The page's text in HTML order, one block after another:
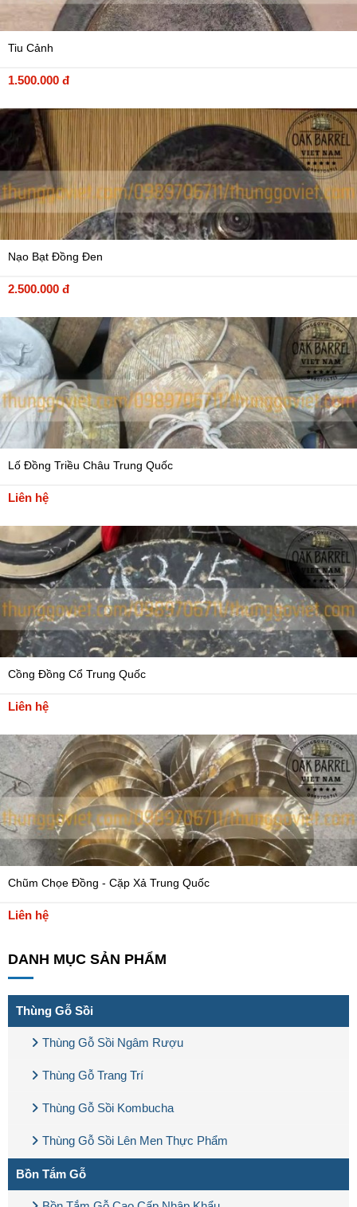
Tiu Cảnh
1.500.000 đ
Nạo Bạt Đồng Đen
2.500.000 đ
Lố Đồng Triều Châu Trung Quốc
Liên hệ
Cồng Đồng Cổ Trung Quốc
Liên hệ
Chũm Chọe Đồng - Cặp Xả Trung Quốc
Liên hệ
DANH MỤC SẢN PHẨM
Thùng Gỗ Sồi
Thùng Gỗ Sồi Ngâm Rượu
Thùng Gỗ Trang Trí
Thùng Gỗ Sồi Kombucha
Thùng Gỗ Sồi Lên Men Thực Phẩm
Bồn Tắm Gỗ